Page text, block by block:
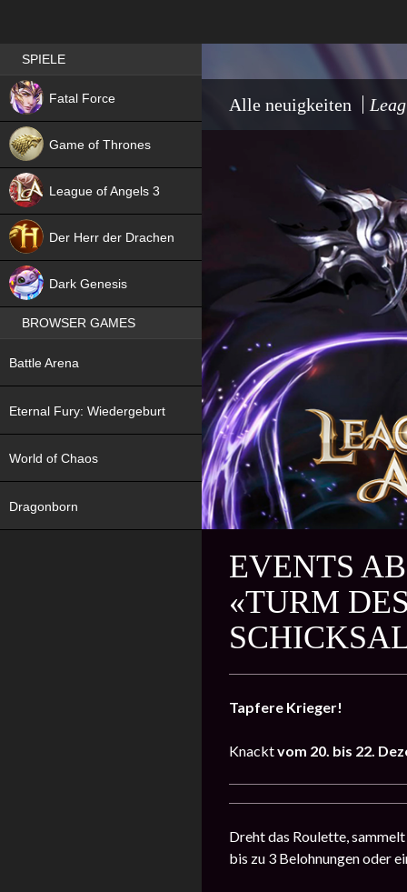
Alle neuigkeiten
EVENTS
«TURM
Tapfere Krieger!
Knacktvom 20. bis 22.
Dreht das Roulette,
bis zu 3 Belohnungen oder
Best RPG games in Germany
SPIELE
Fatal Force
NEW
Game of Thrones
League of Angels 3
Der Herr der Drachen
Dark Genesis
BROWSER GAMES
Battle Arena
Eternal Fury: Wiedergeburt
World of Chaos
Dragonborn